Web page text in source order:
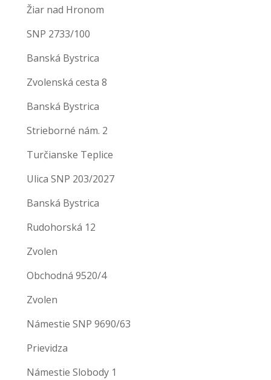
Žiar nad Hronom
SNP 2733/100
Banská Bystrica
Zvolenská cesta 8
Banská Bystrica
Strieborné nám. 2
Turčianske Teplice
Ulica SNP 203/2027
Banská Bystrica
Rudohorská 12
Zvolen
Obchodná 9520/4
Zvolen
Námestie SNP 9690/63
Prievidza
Námestie Slobody 1